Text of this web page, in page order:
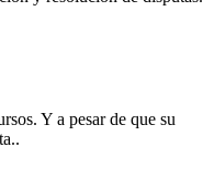
Y a pesar de que su